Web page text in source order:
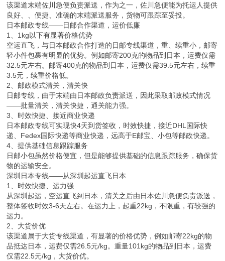
该渠道末端佐川急便负责派送，作为之一，佐川急便能为托运人提供
良好、、便捷、准确的末端派送服务，货物可跟踪至妥投。
日本邮政专线——日邮合作渠道，运价低廉
1、1kg以下有显著价格优势
空运直飞，与日本邮政合作打造的日邮专线渠道，重、续重小，邮寄
轻小件包裹有明显的优势。例如邮寄200克的物品到日本，运费仅需
32.5元左右。邮寄400克的物品到日本，运费仅需39.5元左右，续重
3.5元，续重价格低。
2、邮政模式清关，清关快
日邮专线，由于末端由日本邮政负责派送，因此采取邮政模式情况
——批量清关，清关快捷，通关能力强。
3、时效快捷、接近商业快递
日本邮政专线可实现快4天到货签收，时效快捷，接近DHL国际快
递、Fedex国际快递等商业快递，远高于E邮宝、小包等邮政快递。
4、提供基础信息跟踪服务
日邮小包虽然价格便宜，但是能够提供基础的信息跟踪服务，确保货
物的运输安全。
深圳日本专线——从深圳起运直飞日本
1、时效快捷、运力强
从深圳起运，空运直飞到日本，清关之后由日本佐川急便负责派送，
整体签收时效3-6天左右。在运力上，起重22kg，不限重，有较强的
运力。
2、大货价优
该渠道属于大货专线渠道，有显著的价格优势，例如邮寄22kg的物
品抵达日本，运费仅需26.5元/kg。重量101kg的物品到日本，运费
仅需22.5元/kg，大货价优。